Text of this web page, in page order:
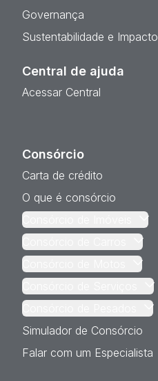
Governança
Sustentabilidade e Impacto
Central de ajuda
Acessar Central
Consórcio
Carta de crédito
O que é consórcio
Simulador de Consórcio
Falar com um Especialista